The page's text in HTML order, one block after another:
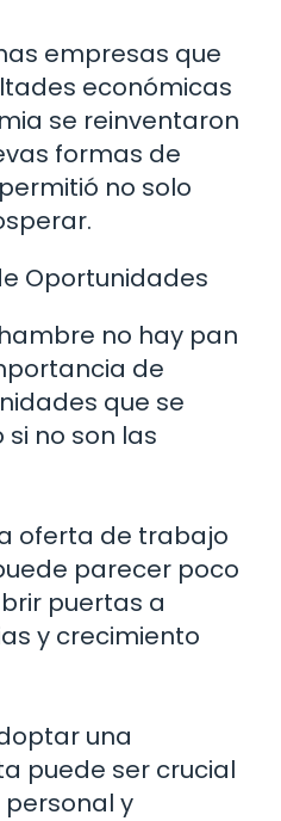
empresas que
económicas
se reinventaron
formas de
no solo
Oportunidades
no hay pan
de
que se
no son las
oferta de trabajo
parecer poco
puertas a
y crecimiento
una
puede ser crucial
y